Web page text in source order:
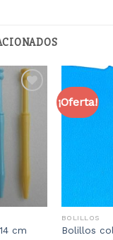
a la
cm
¡Oferta!
BOLILLOS
Bolillos